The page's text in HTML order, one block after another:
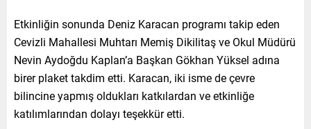
Etkinliğin sonunda Deniz Karacan programı takip eden
Cevizli Mahallesi Muhtarı Memiş Dikilitaş ve Okul Müdürü
Nevin Aydoğdu Kaplan’a Başkan Gökhan Yüksel adına
birer plaket takdim etti. Karacan, iki isme de çevre
bilincine yapmış oldukları katkılardan ve etkinliğe
katılımlarından dolayı teşekkür etti.